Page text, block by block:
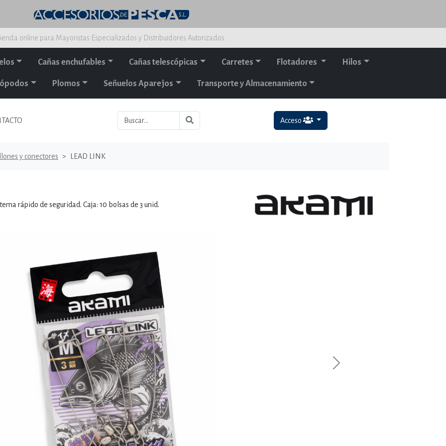
online para Mayoristas Especializados y Distribuidores Autorizados.
Cañas enchufables Cañas telescópicas Carretes Flotadores Hilos
Plomos Señuelos Aparejos Transporte y Almacenamiento
Acceso
y conectores LEAD LINK
rápido de seguridad. Caja: 10 bolsas de 3 unid.
Next